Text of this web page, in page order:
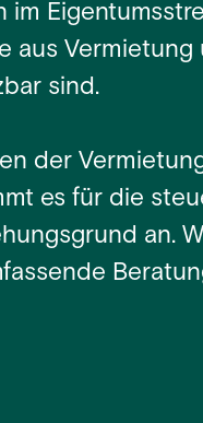
im
aus
sind.
der
es für die
an.